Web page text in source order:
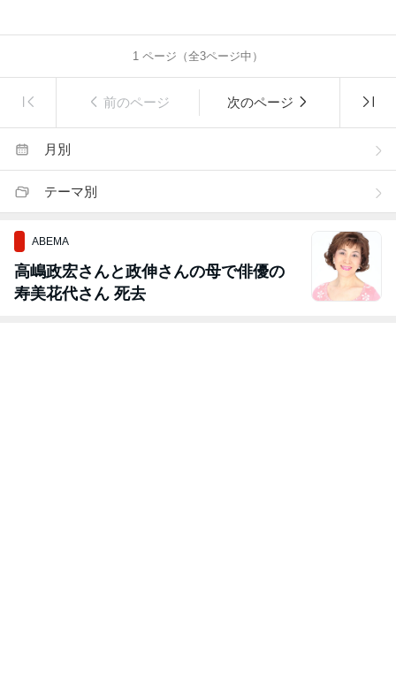
1 ページ（全3ページ中）
前のページ 次のページ
月別
テーマ別
ABEMA
高嶋政宏さんと政伸さんの母で俳優の
寿美花代さん 死去